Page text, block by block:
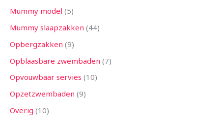
Mummy model 5
Mummy slaapzakken 44
Opbergzakken 9
Opblaasbare zwembaden 7
Opvouwbaar servies 10
Opzetzwembaden 9
Overig 10